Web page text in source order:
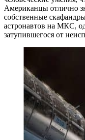
Американцы отлично
собственные
астронавтов на МКС,
затупившегося от